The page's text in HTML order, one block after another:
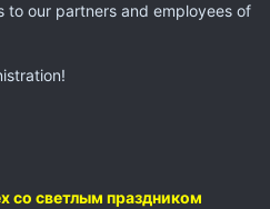
to our partners and employees of
со светлым праздником